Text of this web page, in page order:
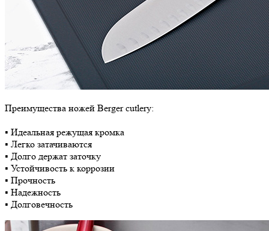
Преимущества ножей Berger cutlery:
▪ Идеальная режущая кромка
▪ Легко затачиваются
▪ Долго держат заточку
▪ Устойчивость к коррозии
▪ Прочность
▪ Надежность
▪ Долговечность